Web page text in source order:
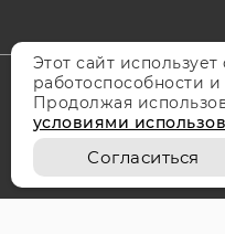
Политика
Этот сайт
работоспособности
Продолжая
условиями
Согласиться